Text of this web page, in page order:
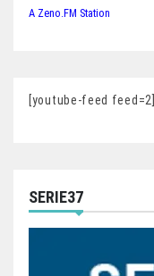
A Zeno.FM Station
[youtube-feed feed=2]
SERIE37